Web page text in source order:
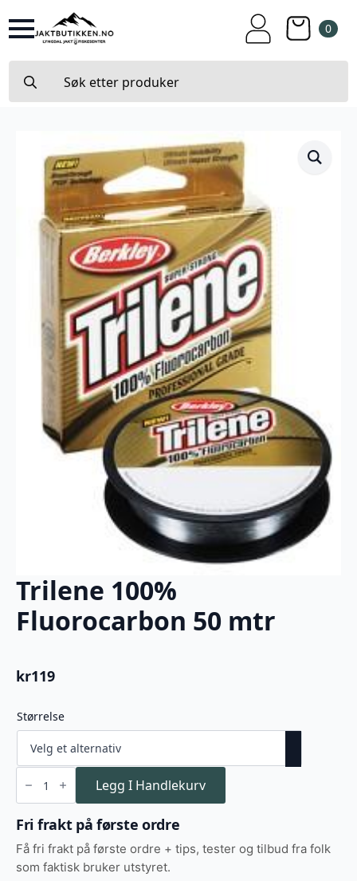
0
for:
Trilene 100%
Fluorocarbon 50 mtr
kr119
Størrelse
Trilene
100%
Fluorocarbon
50
mtr
antall
Legg I Handlekurv
Fri frakt på første ordre
Få fri frakt på første ordre + tips, tester og tilbud fra folk
som faktisk bruker utstyret.